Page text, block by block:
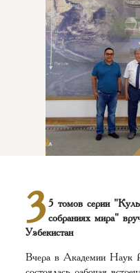
3 5 томов серии
собраниях мира"
Узбекистан
Вчера в Академии Наук